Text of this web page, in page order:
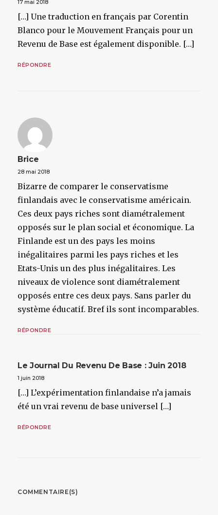
17 mai 2018
[…] Une traduction en français par Corentin
Blanco pour le Mouvement Français pour un
Revenu de Base est également disponible. […]
RÉPONDRE
Brice
28 mai 2018
Bizarre de comparer le conservatisme
finlandais avec le conservatisme américain.
Ces deux pays riches sont diamétralement
opposés sur le plan social et économique. La
Finlande est un des pays les moins
inégalitaires parmi les pays riches et les
Etats-Unis un des plus inégalitaires. Les
niveaux de violence sont diamétralement
opposés entre ces deux pays. Sans parler du
système éducatif. Bref ils sont incomparables.
RÉPONDRE
Le Journal Du Revenu De Base : Juin 2018
1 juin 2018
[…] L’expérimentation finlandaise n’a jamais
été un vrai revenu de base universel […]
RÉPONDRE
COMMENTAIRE(S)